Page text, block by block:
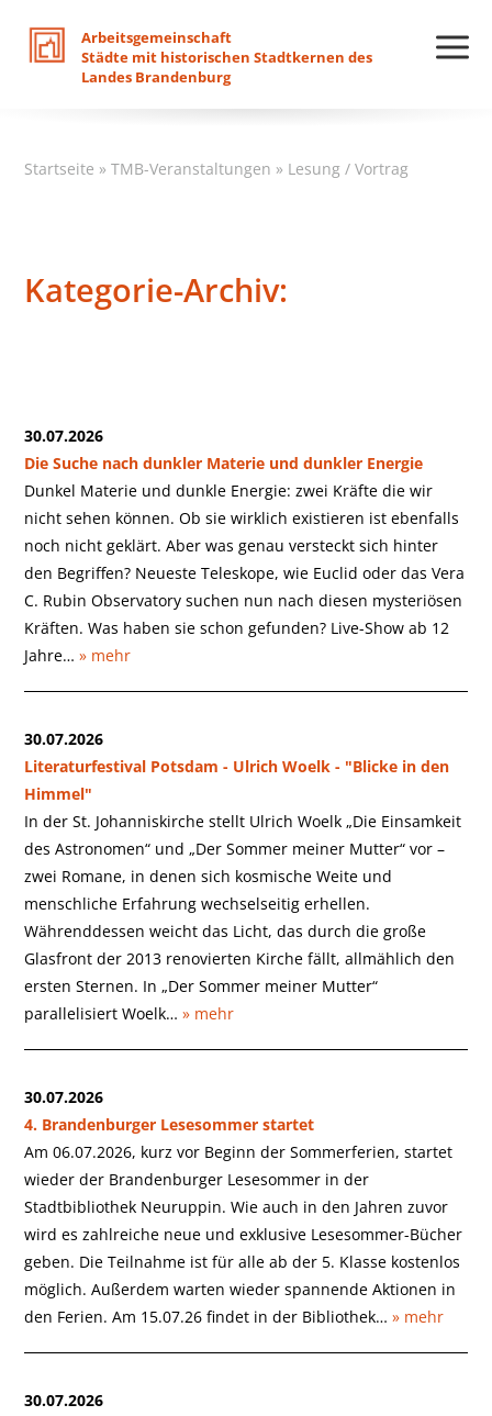
Arbeitsgemeinschaft
Städte mit historischen Stadtkernen des
Landes Brandenburg
Startseite »TMB-Veranstaltungen » Lesung / Vortrag
Kategorie-Archiv:
30.07.2026
Die Suche nach dunkler Materie und dunkler Energie
Dunkel Materie und dunkle Energie: zwei Kräfte die wir
nicht sehen können. Ob sie wirklich existieren ist ebenfalls
noch nicht geklärt. Aber was genau versteckt sich hinter
den Begriffen? Neueste Teleskope, wie Euclid oder das Vera
C. Rubin Observatory suchen nun nach diesen mysteriösen
Kräften. Was haben sie schon gefunden? Live-Show ab 12
Jahre…» mehr
30.07.2026
Literaturfestival Potsdam - Ulrich Woelk - "Blicke in den
Himmel"
In der St. Johanniskirche stellt Ulrich Woelk „Die Einsamkeit
des Astronomen“ und „Der Sommer meiner Mutter“ vor –
zwei Romane, in denen sich kosmische Weite und
menschliche Erfahrung wechselseitig erhellen.
Währenddessen weicht das Licht, das durch die große
Glasfront der 2013 renovierten Kirche fällt, allmählich den
ersten Sternen. In „Der Sommer meiner Mutter“
parallelisiert Woelk…» mehr
30.07.2026
4. Brandenburger Lesesommer startet
Am 06.07.2026, kurz vor Beginn der Sommerferien, startet
wieder der Brandenburger Lesesommer in der
Stadtbibliothek Neuruppin. Wie auch in den Jahren zuvor
wird es zahlreiche neue und exklusive Lesesommer-Bücher
geben. Die Teilnahme ist für alle ab der 5. Klasse kostenlos
möglich. Außerdem warten wieder spannende Aktionen in
den Ferien. Am 15.07.26 findet in der Bibliothek…» mehr
30.07.2026